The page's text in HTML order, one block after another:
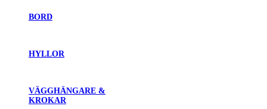
BORD
HYLLOR
VÄGGHÄNGARE &
KROKAR